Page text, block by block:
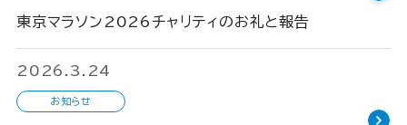
東京マラソン2026チャリティのお礼と報告
2026.3.24
お知らせ